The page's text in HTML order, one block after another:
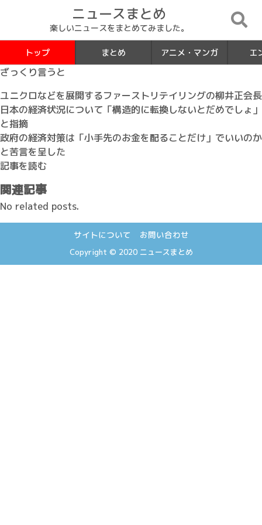
ニュースまとめ
楽しいニュースをまとめてみました。
トップ まとめ アニメ・マンガ エ
ざっくり言うと
ユニクロなどを展開するファーストリテイリングの柳井正会長
日本の経済状況について「構造的に転換しないとだめでしょ」
と指摘
政府の経済対策は「小手先のお金を配ることだけ」でいいのか
と苦言を呈した
記事を読む
関連記事
No related posts.
サイトについて お問い合わせ
Copyright © 2020 ニュースまとめ